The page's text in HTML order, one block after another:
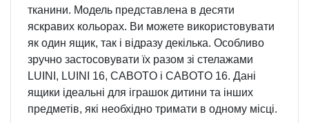
тканини. Модель представлена в десяти
яскравих кольорах. Ви можете використовувати
як один ящик, так і відразу декілька. Особливо
зручно застосовувати їх разом зі стелажами
LUINI, LUINI 16, CABOTO і CABOTO 16. Дані
ящики ідеальні для іграшок дитини та інших
предметів, які необхідно тримати в одному місці.